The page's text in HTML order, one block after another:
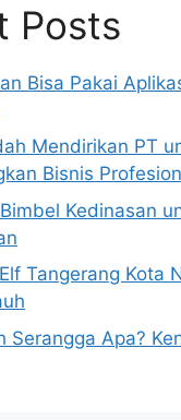
Posts
Bisa Pakai
Mendirikan PT
Bisnis
Kedinasan
Tangerang Kota
Serangga Apa?